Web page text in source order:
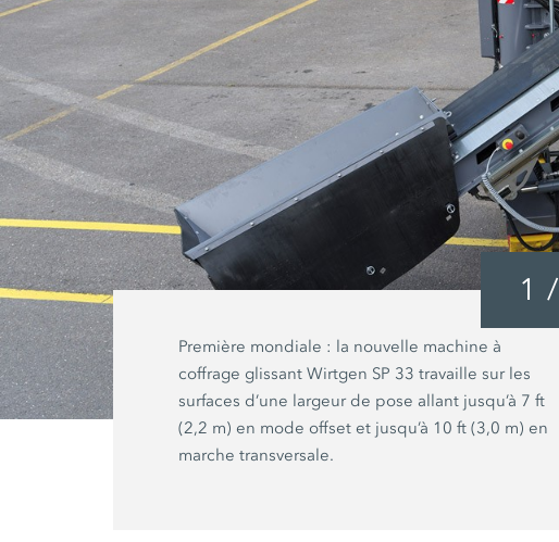
1 /
Première mondiale : la nouvelle machine à
coffrage glissant Wirtgen SP 33 travaille sur les
surfaces d’une largeur de pose allant jusqu’à 7 ft
(2,2 m) en mode offset et jusqu’à 10 ft (3,0 m) en
marche transversale.